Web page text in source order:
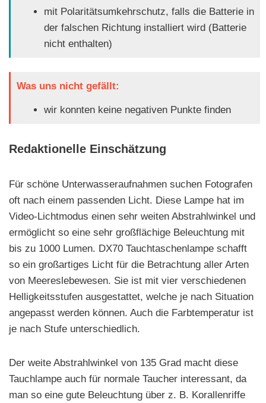
mit Polaritätsumkehrschutz, falls die Batterie in
der falschen Richtung installiert wird (Batterie
nicht enthalten)
Was uns nicht gefällt:
wir konnten keine negativen Punkte finden
Redaktionelle Einschätzung
Für schöne Unterwasseraufnahmen suchen Fotografen
oft nach einem passenden Licht. Diese Lampe hat im
Video-Lichtmodus einen sehr weiten Abstrahlwinkel und
ermöglicht so eine sehr großflächige Beleuchtung mit
bis zu 1000 Lumen. DX70 Tauchtaschenlampe schafft
so ein großartiges Licht für die Betrachtung aller Arten
von Meereslebewesen. Sie ist mit vier verschiedenen
Helligkeitsstufen ausgestattet, welche je nach Situation
angepasst werden können. Auch die Farbtemperatur ist
je nach Stufe unterschiedlich.
Der weite Abstrahlwinkel von 135 Grad macht diese
Tauchlampe auch für normale Taucher interessant, da
man so eine gute Beleuchtung über z. B. Korallenriffe